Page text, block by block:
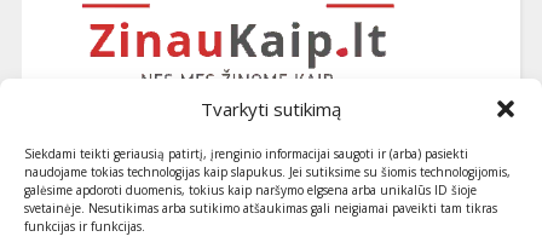
Tvarkyti sutikimą
Siekdami teikti geriausią patirtį, įrenginio informacijai saugoti ir (arba) pasiekti
naudojame tokias technologijas kaip slapukus. Jei sutiksime su šiomis technologijomis,
galėsime apdoroti duomenis, tokius kaip naršymo elgsena arba unikalūs ID šioje
svetainėje. Nesutikimas arba sutikimo atšaukimas gali neigiamai paveikti tam tikras
funkcijas ir funkcijas.